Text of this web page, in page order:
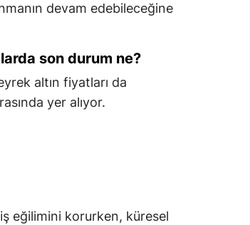
devam edebileceğine
son durum ne?
altın fiyatları da
yer alıyor.
eğilimini korurken, küresel